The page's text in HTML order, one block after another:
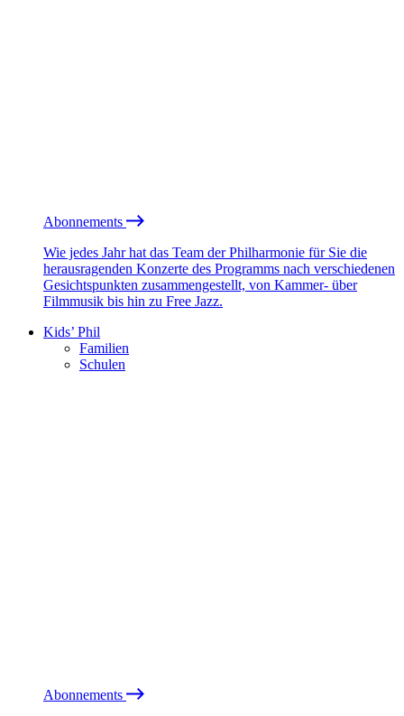
Abonnements
Wie jedes Jahr hat das Team der Philharmonie für Sie die
herausragenden Konzerte des Programms nach verschiedenen
Gesichtspunkten zusammengestellt, von Kammer- über
Filmmusik bis hin zu Free Jazz.
Kids’ Phil
Familien
Schulen
Abonnements